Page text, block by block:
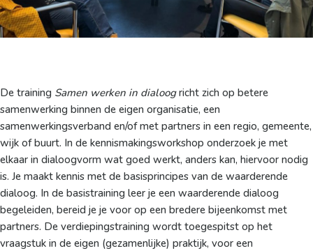
De training Samen werken in dialoogricht zich op betere
samenwerking binnen de eigen organisatie, een
samenwerkingsverband en/of met partners in een regio, gemeente,
wijk of buurt. In de kennismakingsworkshop onderzoek je met
elkaar in dialoogvorm wat goed werkt, anders kan, hiervoor nodig
is. Je maakt kennis met de basisprincipes van de waarderende
dialoog. In de basistraining leer je een waarderende dialoog
begeleiden, bereid je je voor op een bredere bijeenkomst met
partners. De verdiepingstraining wordt toegespitst op het
vraagstuk in de eigen (gezamenlijke) praktijk, voor een